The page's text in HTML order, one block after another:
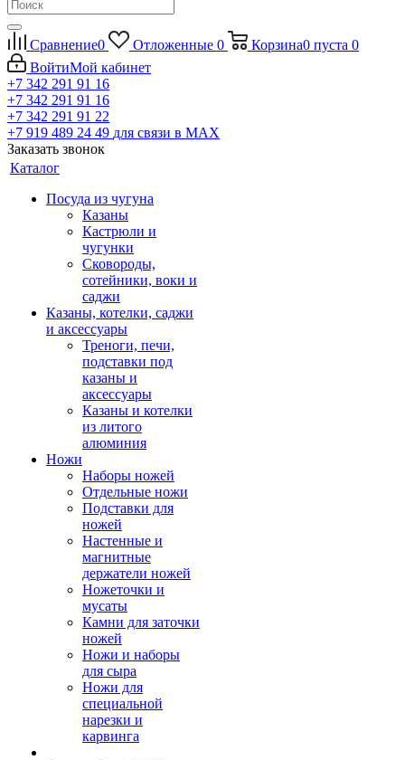
Сравнение0 Отложенные 0 Корзина0 пуста 0
ВойтиМой кабинет
+7 342 291 91 16
+7 342 291 91 16
+7 342 291 91 22
+7 919 489 24 49 для связи в МАХ
Заказать звонок
Каталог
Посуда из чугуна
Казаны
Кастрюли и
чугунки
Сковороды,
сотейники, воки и
саджи
Казаны, котелки, саджи
и аксессуары
Треноги, печи,
подставки под
казаны и
аксессуары
Казаны и котелки
из литого
алюминия
Ножи
Наборы ножей
Отдельные ножи
Подставки для
ножей
Настенные и
магнитные
держатели ножей
Ножеточки и
мусаты
Камни для заточки
ножей
Ножи и наборы
для сыра
Ножи для
специальной
нарезки и
карвинга